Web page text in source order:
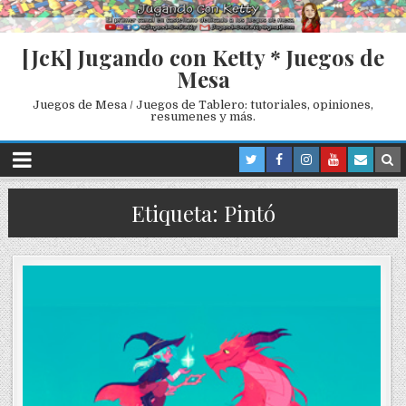
[JcK] Jugando con Ketty * Juegos de
Mesa
Juegos de Mesa / Juegos de Tablero: tutoriales, opiniones,
resumenes y más.
Etiqueta: Pintó